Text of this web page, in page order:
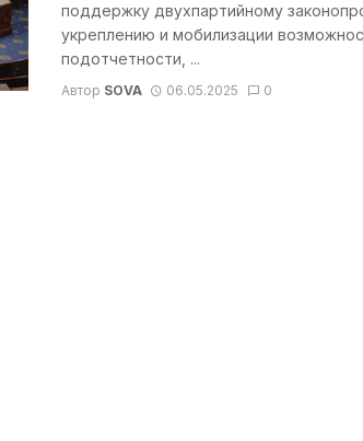
поддержку двухпартийному
укреплению и мобилизации
подотчетности, ...
Автор SOVA 06.05.2025 0